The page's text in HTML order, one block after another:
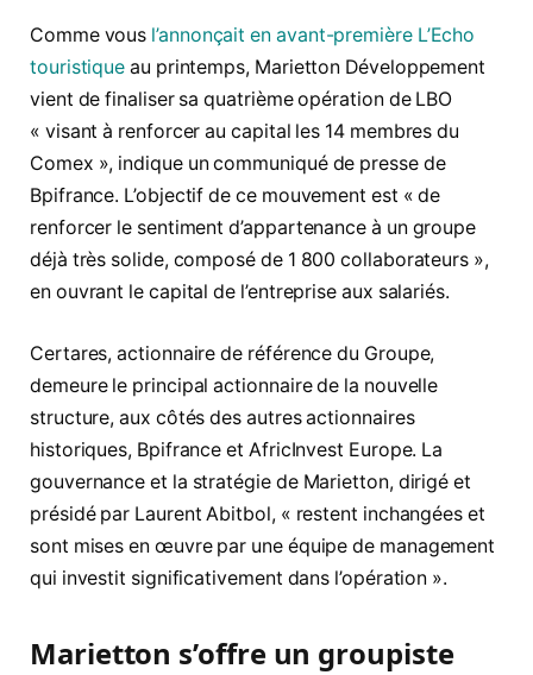
Comme vous l’annonçait en avant-première L’Echo
touristique au printemps, Marietton Développement
vient de finaliser sa quatrième opération de LBO
« visant à renforcer au capital les 14 membres du
Comex », indique un communiqué de presse de
Bpifrance. L’objectif de ce mouvement est « de
renforcer le sentiment d’appartenance à un groupe
déjà très solide, composé de 1 800 collaborateurs »,
en ouvrant le capital de l’entreprise aux salariés.
Certares, actionnaire de référence du Groupe,
demeure le principal actionnaire de la nouvelle
structure, aux côtés des autres actionnaires
historiques, Bpifrance et AfricInvest Europe. La
gouvernance et la stratégie de Marietton, dirigé et
présidé par Laurent Abitbol, « restent inchangées et
sont mises en œuvre par une équipe de management
qui investit significativement dans l’opération ».
Marietton s’offre un groupiste